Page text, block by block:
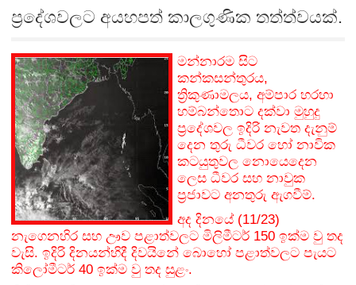
ප්‍රදේශවලට අයහපත් කාලගුණික තත්ත්වයක්.
මන්නාරම සිට
කන්කසන්තුරය,
ත්‍රිකුණාමලය, අම්පාර හරහා
හම්බන්තොට දක්වා මුහුදු
ප්‍රදේශවල ඉදිරි නැවත දැනුම්
දෙන තුරු ධීවර හෝ නාවික
කටයුතුවල නොයෙදෙන
ලෙස ධීවර සහ නාවුක
ප්‍රජාවට අනතුරු ඇගවීම්.
අද දිනයේ (11/23)
නැගෙනහිර සහ ඌව පළාත්වලට මිලිමීටර් 150 ඉක්ම වු තද
වැසි. ඉදිරි දිනයන්හිදීදිවයිනේ බොහෝ පළාත්වලට පැයට
කිලෝමීටර් 40 ඉක්ම වු තද සුළං.